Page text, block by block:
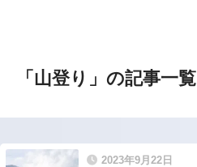
「山登り」の記事一覧
2023年9月22日